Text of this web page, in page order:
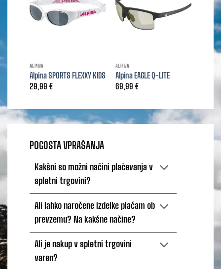
ALPINA
Alpina SPORTS FLEXXY KIDS
29,99 €
ALPINA
Alpina EAGLE Q-LITE
69,99 €
POGOSTA VPRAŠANJA
Kakšni so možni načini plačevanja v
spletni trgovini?
Ali lahko naročene izdelke plačam ob
prevzemu? Na kakšne načine?
Ali je nakup v spletni trgovini
varen?